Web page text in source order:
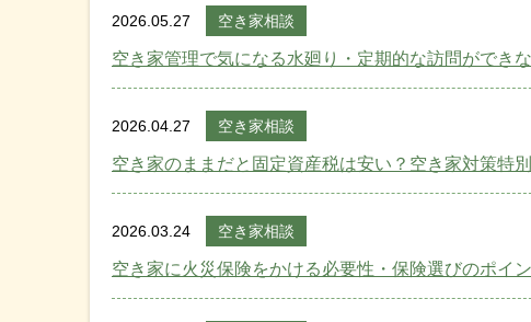
2026.05.27 空き家相談
空き家管理で気になる水廻り・定期的な訪問ができ
2026.04.27 空き家相談
空き家のままだと固定資産税は安い？空き家対策特
2026.03.24 空き家相談
空き家に火災保険をかける必要性・保険選びのポイ